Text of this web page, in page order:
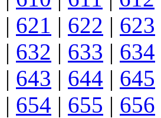
| 621 | 622 | 623
| 632 | 633 | 634
| 643 | 644 | 645
| 654 | 655 | 656